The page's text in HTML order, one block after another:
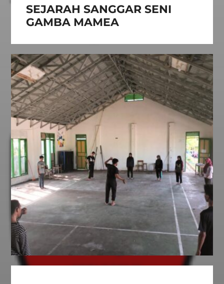
SEJARAH SANGGAR SENI
GAMBA MAMEA